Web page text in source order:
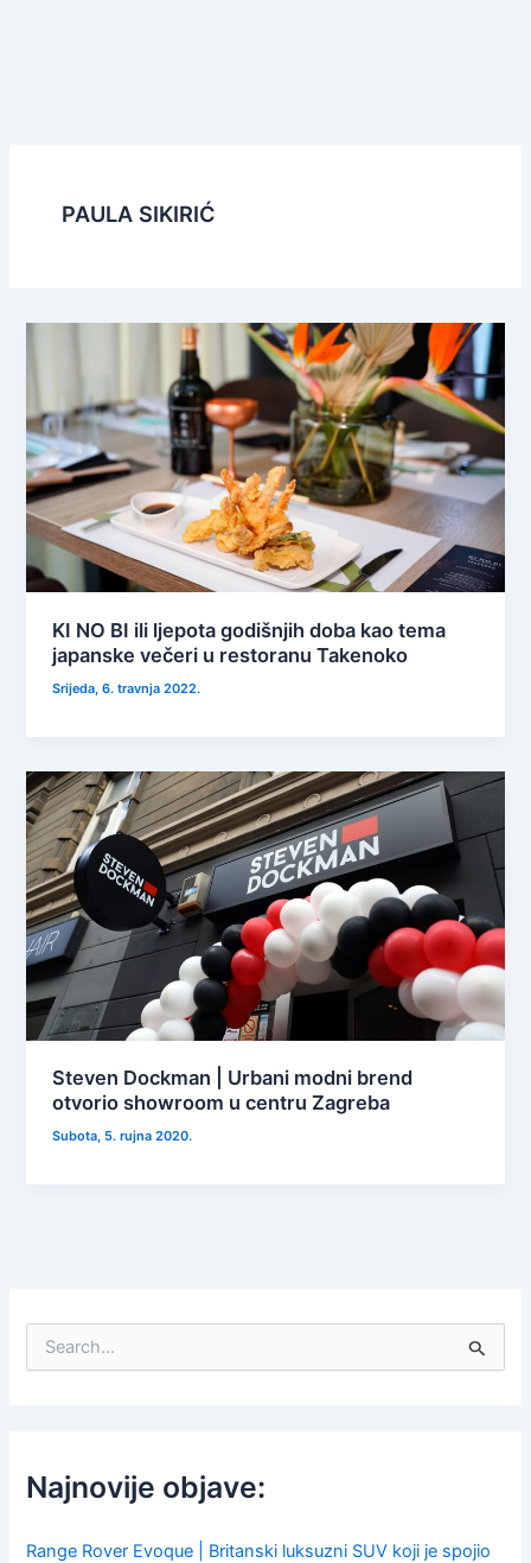
PAULA SIKIRIĆ
KI NO BI ili ljepota godišnjih doba kao tema
japanske večeri u restoranu Takenoko
Srijeda, 6. travnja 2022.
Steven Dockman | Urbani modni brend
otvorio showroom u centru Zagreba
Subota, 5. rujna 2020.
f
o
:
Najnovije objave:
Range Rover Evoque | Britanski luksuzni SUV koji je spojio